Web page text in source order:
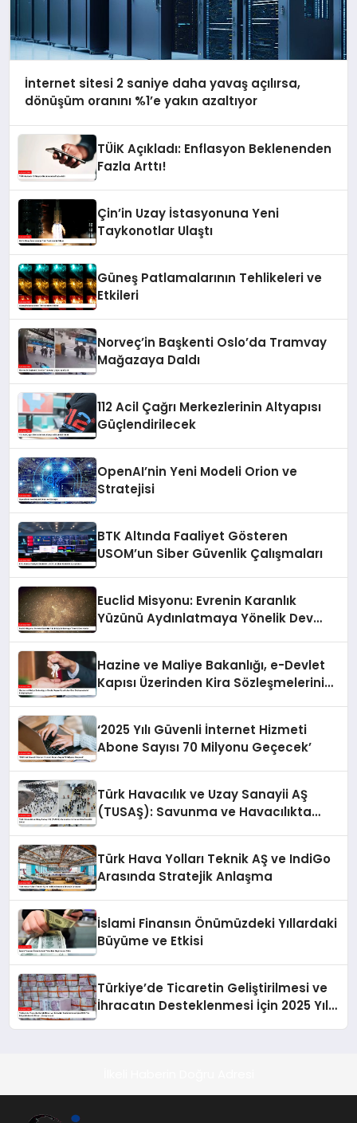
İnternet sitesi 2 saniye daha yavaş açılırsa,
dönüşüm oranını %1’e yakın azaltıyor
TÜİK Açıkladı: Enflasyon Beklenenden
Fazla Arttı!
Çin’in Uzay İstasyonuna Yeni
Taykonotlar Ulaştı
Güneş Patlamalarının Tehlikeleri ve
Etkileri
Norveç’in Başkenti Oslo’da Tramvay
Mağazaya Daldı
112 Acil Çağrı Merkezlerinin Altyapısı
Güçlendirilecek
OpenAI’nin Yeni Modeli Orion ve
Stratejisi
BTK Altında Faaliyet Gösteren
USOM’un Siber Güvenlik Çalışmaları
Euclid Misyonu: Evrenin Karanlık
Yüzünü Aydınlatmaya Yönelik Dev
Hazine ve Maliye Bakanlığı, e-Devlet
Kapısı Üzerinden Kira Sözleşmelerini
‘2025 Yılı Güvenli İnternet Hizmeti
Abone Sayısı 70 Milyonu Geçecek’
Türk Havacılık ve Uzay Sanayii AŞ
(TUSAŞ): Savunma ve Havacılıkta
Türk Hava Yolları Teknik AŞ ve IndiGo
Arasında Stratejik Anlaşma
İslami Finansın Önümüzdeki Yıllardaki
Büyüme ve Etkisi
Türkiye’de Ticaretin Geliştirilmesi ve
İhracatın Desteklenmesi İçin 2025 Yılı